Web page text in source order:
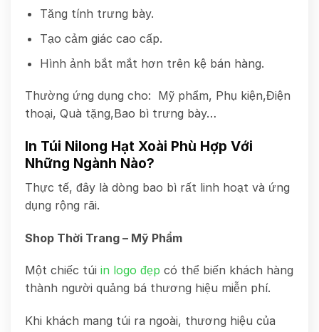
Tăng tính trưng bày.
Tạo cảm giác cao cấp.
Hình ảnh bắt mắt hơn trên kệ bán hàng.
Thường ứng dụng cho: Mỹ phẩm, Phụ kiện,Điện
thoại, Quà tặng,Bao bì trưng bày…
In Túi Nilong Hạt Xoài Phù Hợp Với
Những Ngành Nào?
Thực tế, đây là dòng bao bì rất linh hoạt và ứng
dụng rộng rãi.
Shop Thời Trang – Mỹ Phẩm
Một chiếc túi in logo đẹp có thể biến khách hàng
thành người quảng bá thương hiệu miễn phí.
Khi khách mang túi ra ngoài, thương hiệu của